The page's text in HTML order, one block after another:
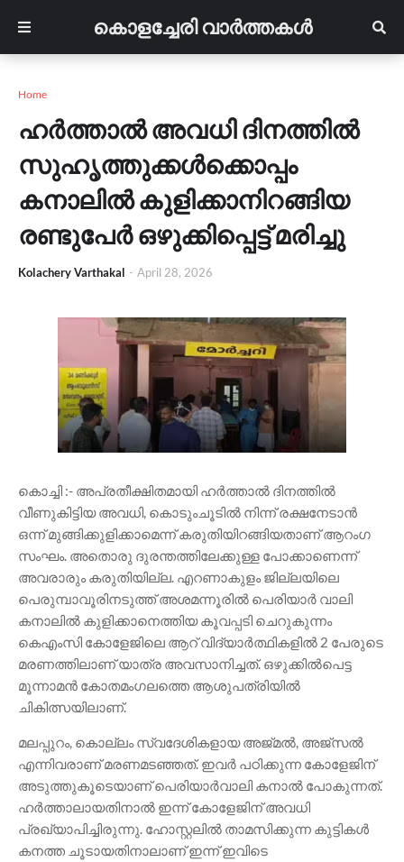
കൊളച്ചേരി വാർത്തകൾ
Home
ഹർത്താൽ അവധി ദിനത്തിൽ
സുഹൃത്തുക്കൾക്കൊപ്പം
കനാലിൽ കുളിക്കാനിറങ്ങിയ
രണ്ടുപേർ ഒഴുക്കിപ്പെട്ട് മരിച്ചു
Kolachery Varthakal - April 28, 2026
കൊച്ചി :- അപ്രതീക്ഷിതമായി ഹർത്താൽ ദിനത്തിൽ
വീണുകിട്ടിയ അവധി, കൊടുംചൂടിൽ നിന്ന് രക്ഷനേടാൻ
ഒന്ന് മുങ്ങിക്കുളിക്കാമെന്ന് കരുതിയിറങ്ങിയതാണ് ആറംഗ
സംഘം. അതൊരു ദുരന്തത്തിലേക്കുള്ള പോക്കാണെന്ന്
അവരാരും കരുതിയില്ല. എറണാകുളം ജില്ലയിലെ
പെരുമ്പാവൂരിനടുത്ത് അശമന്നൂരിൽ പെരിയാർ വാലി
കനാലിൽ കുളിക്കാനെത്തിയ കൂവപ്പടി ചെറുകുന്നം
കെഎംസി കോളേജിലെ ആറ് വിദ്യാർത്ഥികളിൽ 2 പേരുടെ
മരണത്തിലാണ് യാത്ര അവസാനിച്ചത്. ഒഴുക്കിൽപെട്ട
മൂന്നാമൻ കോതമംഗലത്തെ ആശുപത്രിയിൽ
ചികിത്സയിലാണ്.
മലപ്പുറം, കൊല്ലം സ്വദേശികളായ അജ്‌മൽ, അജ്‌സൽ
എന്നിവരാണ് മരണമടഞ്ഞത്. ഇവർ പഠിക്കുന്ന കോളേജിന്
അടുത്തുകൂടെയാണ് പെരിയാർവാലി കനാൽ പോകുന്നത്.
ഹർത്താലായതിനാൽ ഇന്ന് കോളേജിന് അവധി
പ്രഖ്യാപിച്ചിരുന്നു. ഹോസ്റ്റലിൽ താമസിക്കുന്ന കുട്ടികൾ
കനത്ത ചൂടായതിനാലാണ് ഇന്ന് ഇവിടെ